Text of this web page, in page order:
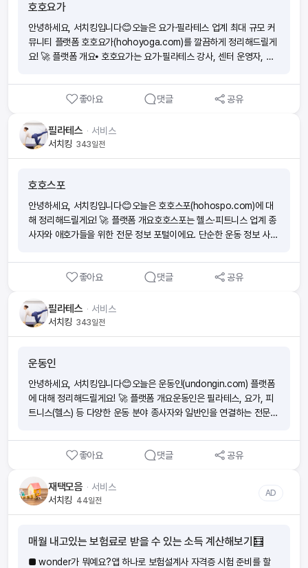
호호요가
안녕하세요, 서치킹입니다😊오늘은 요가·필라테스 업계 최대 규모 커
뮤니티 플랫폼 호호요가(hohoyoga.com)를 깔끔하게 정리해드릴게
요! 🚀 플랫폼 개요⦁ 호호요가는 요가·필라테스 강사, 센터 운영자, 구
구직, 센터 매매, 온라인 강의까지 통합 제공해 업계 종사자들이 실질
적인 도움을 받을 수 있는 곳이죠. 🔑 핵심 서비스 및 특징⦁ 강사 특화
카테고리 제공 → 업계 종사자들의 빠른 이직·취업 가능⦁ 강사 커뮤니
티: 자격증 정보, 커리어 팁, 현장 노하우 공유가 활발한 이야기방 운영
⦁ 온·오프라인 수업 지원: 코로나 이후 온라인 라이브 클래스, 영상 강
매/임대 정보 제공 🌟 사용자 경험과 장점⦁ 체계적인 수업 구조: 초보
자도 쉽게 따라올 수 있고 강사 피드백이 탄탄 → 재등록률 높음⦁ 합리
적 가격대: 1회권 약 2만 원대, 월 정기권 10만 원대 멤버십 → 가격 경
쟁력 👍⦁ 접근성: 도심 주요 센터 + 온라인 수업 병행 → 다양한 라이
피트니스 업계 맞춤형 데이터 제공⦁ 소규모 정예 수업 운영: 1:10 이하,
숍, 커뮤니티 이벤트로 강사 간 활발한 교류 ⚖️ 경쟁력 및 참고 포인트⦁
국내 요가·필라테스 업계에서 가장 활발한 커뮤니티로 자리 잡음⦁ 강사
간 실무 Q&A, 노하우 공유 집중⦁ 앱(App Store, Google Play) + 웹
스 등으로 영역 확장 중 ✅ 정리하자면호호요가는 단순한 구인구직 플
허브예요. 강사·운영자·구직자 모두에게 필요한 서비스를 제공하며, 요
가·필라테스 업계 종사자라면 필수적으로 들르는 플랫폼이라고 볼 수
있습니다🙌
좋아요 댓글 공유
필라테스 ᆞ 서비스
서치킹 343일전
호호스포
안녕하세요, 서치킹입니다😊오늘은 호호스포(hohospo.com)에 대
해 정리해드릴게요! 🚀 플랫폼 개요호호스포는 헬스·피트니스 업계 종
사자와 애호가들을 위한 전문 정보 포털이에요. 단순한 운동 정보 사이
계와 직접 연결되는 점이 특징입니다. 🔑 주요 특징⦁ 헬스 정보 허브:
운동·헬스 관련 자료를 한눈에 확인할 수 있는 구조⦁ 대회/행사 안내:
온라인/모바일에서 모두 활용 가능해 사용자 편의성 높음 🎯 타겟층⦁
헬스 입문자부터 숙련 트레이너까지⦁ 피트니스 대회 참가자 및 업계 실
무자→ 폭넓지만 특히 대회·행사 참가자 중심으로 강점이 드러납니
라인 산업과 직접 연결⦁ 단순 Q&A보다는 행사, 실무, 참가 안내 등 현
장성 있는 정보 제공 📌 시사점호호스포는 아직 대형 커뮤니티처럼 대
중적인 트래픽을 가진 플랫폼은 아니에요. 하지만 피트니스 업계 실무
자와 행사 참가자에게 특화된 니치 포털로서, 네트워킹 및 실무 정보
라 평가할 수 있겠습니다💪
좋아요 댓글 공유
필라테스 ᆞ 서비스
서치킹 343일전
운동인
안녕하세요, 서치킹입니다😊오늘은 운동인(undongin.com) 플랫폼
에 대해 정리해드릴게요! 🚀 플랫폼 개요운동인은 필라테스, 요가, 피
트니스(헬스) 등 다양한 운동 분야 종사자와 일반인을 연결하는 전문
목적에 따라 맞춤형 서비스를 이용할 수 있어요. 🔑 핵심 서비스👩‍🏫
강사·센터 구인구직: 업계 맞춤형 채용 게시판💪 PT 강사 찾기: 개인
거래·정보 교환🎓 세미나·워크샵 안내: 오프라인 행사 및 자격증 과정
공유📚 운동 정보 커뮤니티: 자료·웹진·스터디·건강 상식 소통 💰 수익
모델 (BM)운동인의 비즈니스 구조는 일반 구인구직·광고 플랫폼과 유
배너, 콘텐츠 광고 노출⭐ 프리미엄 서비스: 프로필 상위 노출, 유료 세
미나 등록, 스페셜 공고 ⚖️ 경쟁 플랫폼 대비 특징⦁ 정보량: 호호요가,
좋아요 댓글 공유
재택모음 ᆞ 서비스
서치킹 44일전
AD
매월 내고있는 보험료로 받을 수 있는 소득 계산해보기🧮
■ wonder가 뭐예요?앱 하나로 보험설계사 자격증 시험 준비를 할